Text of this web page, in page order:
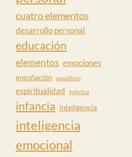
cuatro elementos
desarrollo personal
educación
elementos emociones
ensoñación equilibrio
espiritualidad holística
infancia inteligencia
inteligencia
emocional